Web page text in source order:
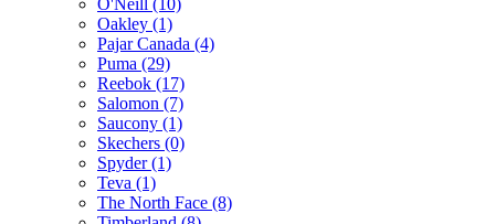
O'Neill (10)
Oakley (1)
Pajar Canada (4)
Puma (29)
Reebok (17)
Salomon (7)
Saucony (1)
Skechers (0)
Spyder (1)
Teva (1)
The North Face (8)